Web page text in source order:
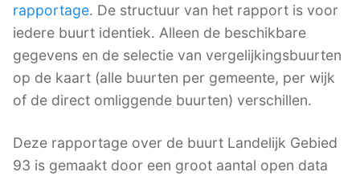
rapportage. De structuur van het rapport is voor
iedere buurt identiek. Alleen de beschikbare
gegevens en de selectie van vergelijkingsbuurten
op de kaart (alle buurten per gemeente, per wijk
of de direct omliggende buurten) verschillen.
Deze rapportage over de buurt Landelijk Gebied
93 is gemaakt door een groot aantal open data